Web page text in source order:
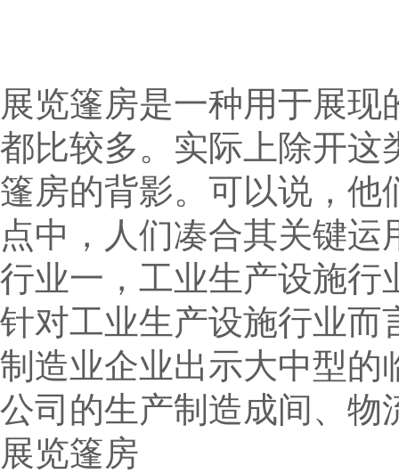
展览篷房是一种用于展
都比较多。实际上除开这
篷房的背影。可以说，他
点中，人们凑合其关键
行业一，工业生产设施行
针对工业生产设施行业而
制造业企业出示大中型的
公司的生产制造成间、物
展览篷房